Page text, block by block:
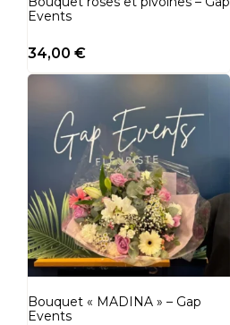
Events
34,00 €
Bouquet « MADINA » – Gap
Events